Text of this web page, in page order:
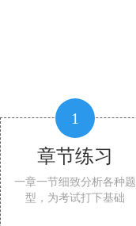
1
章节练习
一章一节细致分析各种题
型，为考试打下基础